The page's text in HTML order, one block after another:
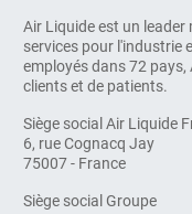
Air Liquide est un
services pour l'industrie
employés dans 72 pays,
clients et de patients.
Siège social Air Liquide
6, rue Cognacq Jay
75007 - France
Siège social Groupe